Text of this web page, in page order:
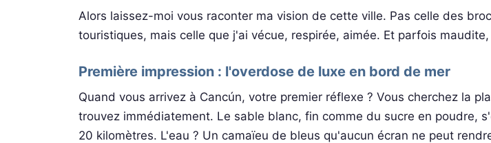
Alors laissez-moi vous raconter ma vision de cette ville. Pas celle des
touristiques, mais celle que j'ai vécue, respirée, aimée. Et parfois maudite,
Première impression : l'overdose de luxe en bord de mer
Quand vous arrivez à Cancún, votre premier réflexe ? Vous cherchez la
trouvez immédiatement. Le sable blanc, fin comme du sucre en poudre,
20 kilomètres. L'eau ? Un camaïeu de bleus qu'aucun écran ne peut